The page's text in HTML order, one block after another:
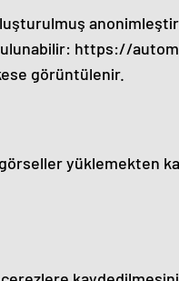
bulunabilir: https://
görüntülenir.
yüklemekten